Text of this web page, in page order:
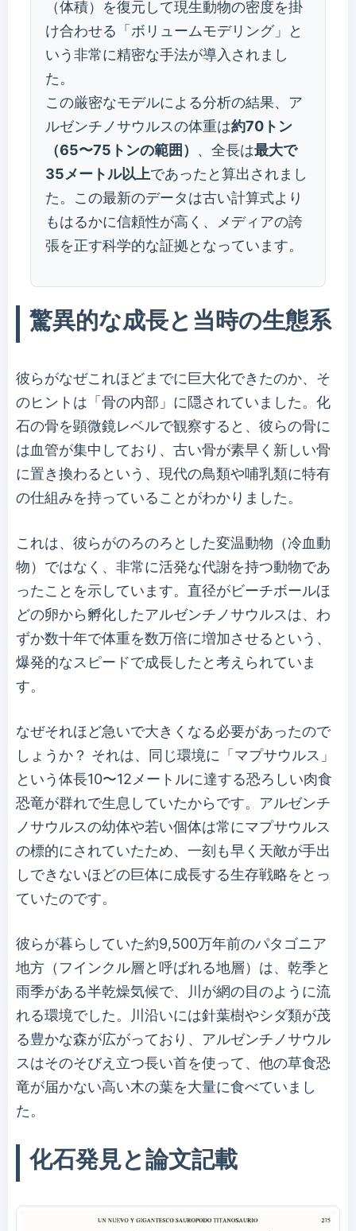
（体積）を復元して現生動物の密度を掛
け合わせる「ボリュームモデリング」と
いう非常に精密な手法が導入されまし
た。
この厳密なモデルによる分析の結果、ア
ルゼンチノサウルスの体重は約70トン
（65〜75トンの範囲） 、全長は最大で
35メートル以上であったと算出されまし
た。この最新のデータは古い計算式より
もはるかに信頼性が高く、メディアの誇
張を正す科学的な証拠となっています。
驚異的な成長と当時の生態系
彼らがなぜこれほどまでに巨大化できたのか、そ
のヒントは「骨の内部」に隠されていました。化
石の骨を顕微鏡レベルで観察すると、彼らの骨に
は血管が集中しており、古い骨が素早く新しい骨
に置き換わるという、現代の鳥類や哺乳類に特有
の仕組みを持っていることがわかりました。
これは、彼らがのろのろとした変温動物（冷血動
物）ではなく、非常に活発な代謝を持つ動物であ
ったことを示しています。直径がビーチボールほ
どの卵から孵化したアルゼンチノサウルスは、わ
ずか数十年で体重を数万倍に増加させるという、
爆発的なスピードで成長したと考えられていま
す。
なぜそれほど急いで大きくなる必要があったので
しょうか？ それは、同じ環境に「マプサウルス」
という体長10〜12メートルに達する恐ろしい肉食
恐竜が群れで生息していたからです。アルゼンチ
ノサウルスの幼体や若い個体は常にマプサウルス
の標的にされていたため、一刻も早く天敵が手出
しできないほどの巨体に成長する生存戦略をとっ
ていたのです。
彼らが暮らしていた約9,500万年前のパタゴニア
地方（フインクル層と呼ばれる地層）は、乾季と
雨季がある半乾燥気候で、川が網の目のように流
れる環境でした。川沿いには針葉樹やシダ類が茂
る豊かな森が広がっており、アルゼンチノサウル
スはそのそびえ立つ長い首を使って、他の草食恐
竜が届かない高い木の葉を大量に食べていまし
た。
化石発見と論文記載